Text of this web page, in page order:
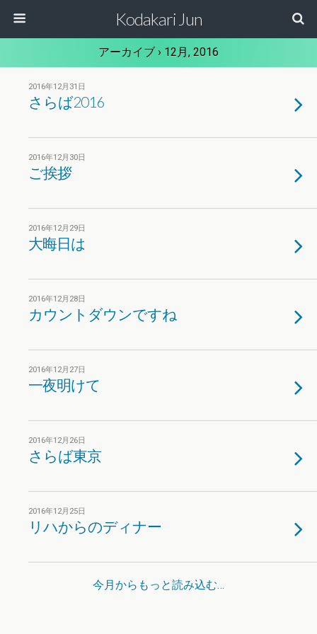
Kodakari Jun
アーカイブ › 12月, 2016
2016年12月31日
さらば2016
2016年12月30日
ご挨拶
2016年12月29日
大晦日は
2016年12月28日
カウントダウンですね
2016年12月27日
一夜明けて
2016年12月26日
さらば東京
2016年12月25日
リハからのディナー
今月からもっと読み込む…